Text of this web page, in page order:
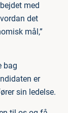
med
det
mål,”
bag
er
sin ledelse.